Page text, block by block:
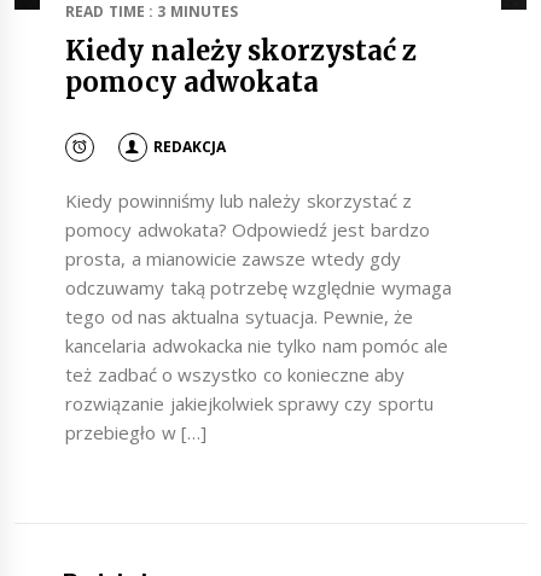
READ TIME : 3 MINUTES
Kiedy należy skorzystać z
pomocy adwokata
REDAKCJA
Kiedy powinniśmy lub należy skorzystać z
pomocy adwokata? Odpowiedź jest bardzo
prosta, a mianowicie zawsze wtedy gdy
odczuwamy taką potrzebę względnie wymaga
tego od nas aktualna sytuacja. Pewnie, że
kancelaria adwokacka nie tylko nam pomóc ale
też zadbać o wszystko co konieczne aby
rozwiązanie jakiejkolwiek sprawy czy sportu
przebiegło w […]